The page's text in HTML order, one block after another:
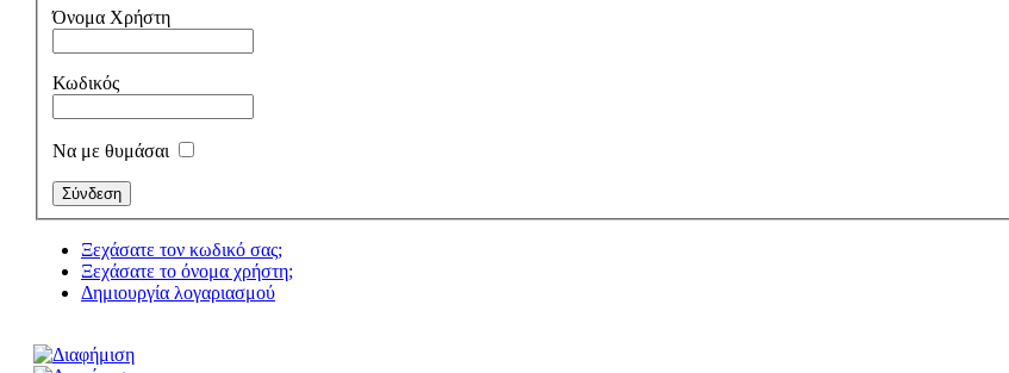
Όνομα Χρήστη
Κωδικός
Να με θυμάσαι
Ξεχάσατε τον κωδικό σας;
Ξεχάσατε το όνομα χρήστη;
Δημιουργία λογαριασμού